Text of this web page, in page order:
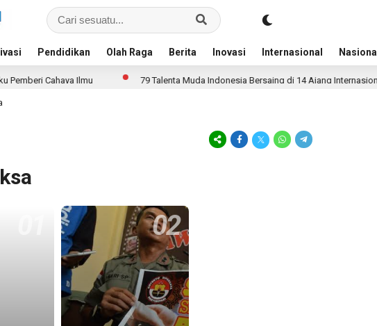
Pendidikan Olah Raga Berita Inovasi Internasional Nasional
Cahaya Ilmu 79 Talenta Muda Indonesia Bersaing di 14 Ajang Internasional